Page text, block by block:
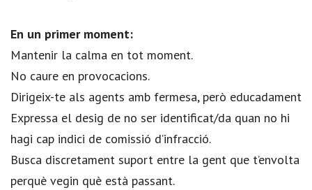
En un primer moment:
Mantenir la calma en tot moment.
No caure en provocacions.
Dirigeix-te als agents amb fermesa, però educadament
Expressa el desig de no ser identificat/da quan no hi
hagi cap indici de comissió d’infracció.
Busca discretament suport entre la gent que t’envolta
perquè vegin què està passant.